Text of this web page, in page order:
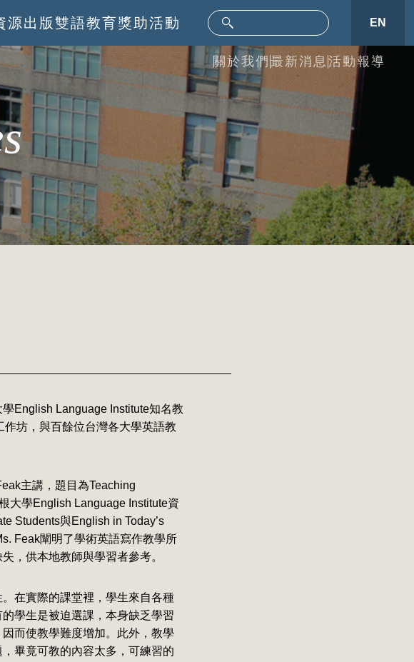
源出版雙語教育獎助活動 EN
關於我們 最新消息 活動報導
English Language Institute知名教
坊，與百餘位台灣各大學英語教
主講，題目為Teaching
大學English Language Institute資
Students與English in Today’s
Feak闡明了學術英語寫作教學所
，供本地教師與學習者參考。
在實際的課堂裡，學生來自各種
學生是被迫選課，本身缺乏學習
而使教學難度增加。此外，教學
畢竟可教的內容太多，可練習的